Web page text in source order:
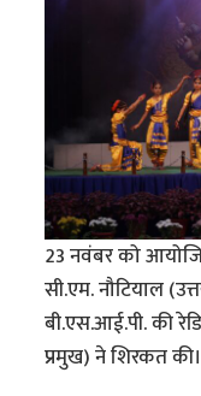
23 नवंबर को
सी.एम. नौटियाल
बी.एस.आई.पी. की
प्रमुख) ने शिरकत की।